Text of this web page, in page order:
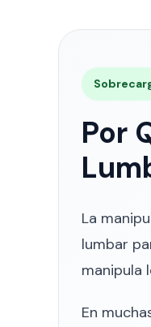
Por
La
lumbar
manipula
En